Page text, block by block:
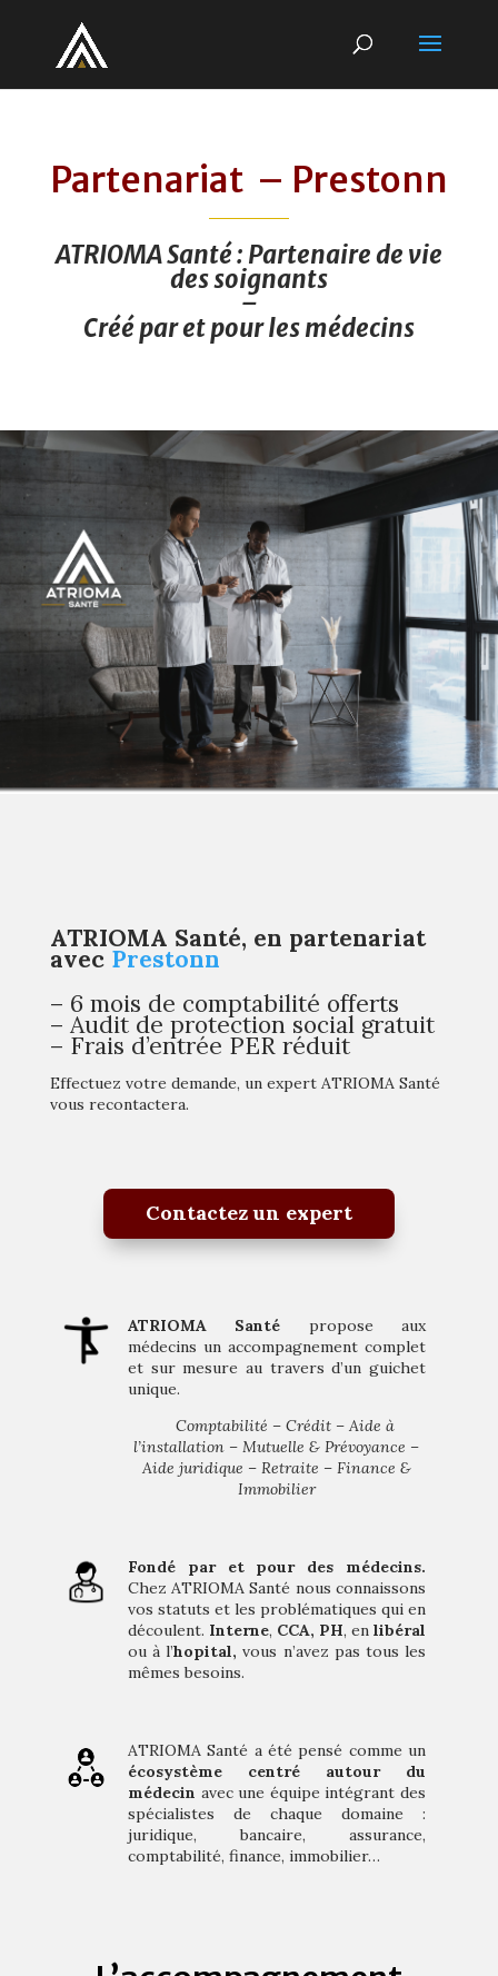
Partenariat – Prestonn
ATRIOMA Santé : Partenaire de vie
des soignants
–
Créé par et pour les médecins
ATRIOMA Santé, en partenariat
avec Prestonn
– 6 mois de comptabilité offerts
– Audit de protection social gratuit
– Frais d’entrée PER réduit
Effectuez votre demande, un expert ATRIOMA Santé
vous recontactera.
Contactez un expert
ATRIOMA Santé propose aux
médecins un accompagnement complet
et sur mesure au travers d’un guichet
unique.
Comptabilité – Crédit – Aide à
l’installation – Mutuelle & Prévoyance –
Aide juridique – Retraite – Finance &
Immobilier
Fondé par et pour des médecins.
Chez ATRIOMA Santé nous connaissons
vos statuts et les problématiques qui en
découlent. Interne, CCA, PH, en libéral
ou à l’hopital,vous n’avez pas tous les
mêmes besoins.
ATRIOMA Santé a été pensé comme un
écosystème centré autour du
médecin avecune équipe intégrant des
spécialistes de chaque domaine :
juridique, bancaire, assurance,
comptabilité, finance, immobilier…